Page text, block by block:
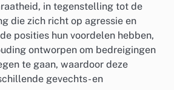
in tegenstelling tot de
die zich richt op agressie en
posities hun voordelen hebben,
ontworpen om bedreigingen
te gaan, waardoor deze
gevechts- en